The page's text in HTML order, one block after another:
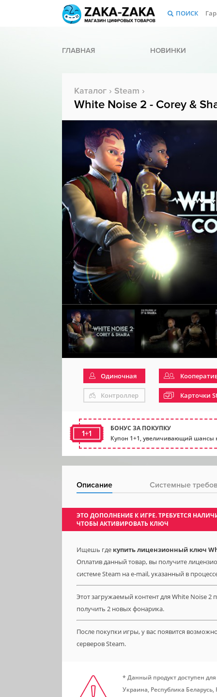
ПОИСК
ГЛАВНАЯ НОВИНКИ
Каталог › Steam ›
White Noise 2 - Corey &
Одиночная
Контроллер Карточки
1+1
БОНУС ЗА ПОКУПКУ
Купон 1+1, увеличивающий шансы
Описание Системные
ЭТО ДОПОЛНЕНИЕ К ИГРЕ. ТРЕБУЕТСЯ
ЧТОБЫ АКТИВИРОВАТЬ КЛЮЧ
Ищешь где купить лицензионный ключ
Оплатив данный товар, вы получите
системе Steam на e-mail, указанный в
Этот загружаемый контент для White Noise
получить 2 новых фонарика.
После покупки игры, у вас появится
серверов Steam.
* Данный продукт доступен
Украина, Республика